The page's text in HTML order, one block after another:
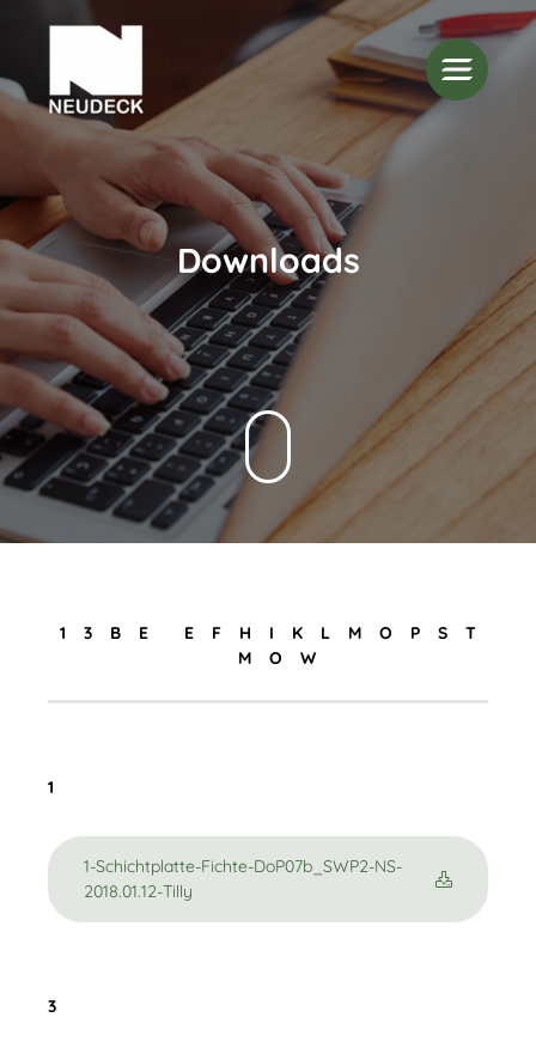
Downloads
1 3 B E E F H I K L M O P S
T
M
O W
1
1-Schichtplatte-Fichte-DoP07b_SWP2-NS-
2018.01.12-Tilly
3